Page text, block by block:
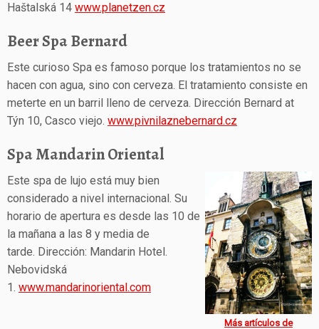
Haštalská 14 www.planetzen.cz
Beer Spa Bernard
Este curioso Spa es famoso porque los tratamientos no se
hacen con agua, sino con cerveza. El tratamiento consiste en
meterte en un barril lleno de cerveza. Dirección Bernard at
Týn 10, Casco viejo. www.pivnilaznebernard.cz
Spa Mandarin Oriental
Más artículos de
Este spa de lujo está muy bien
considerado a nivel internacional. Su
horario de apertura es desde las 10 de
la mañana a las 8 y media de
tarde. Dirección: Mandarin Hotel.
Nebovidská
1. www.mandarinoriental.com